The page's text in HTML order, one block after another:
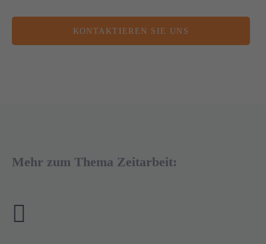
KONTAKTIEREN SIE UNS
Mehr zum Thema Zeitarbeit: